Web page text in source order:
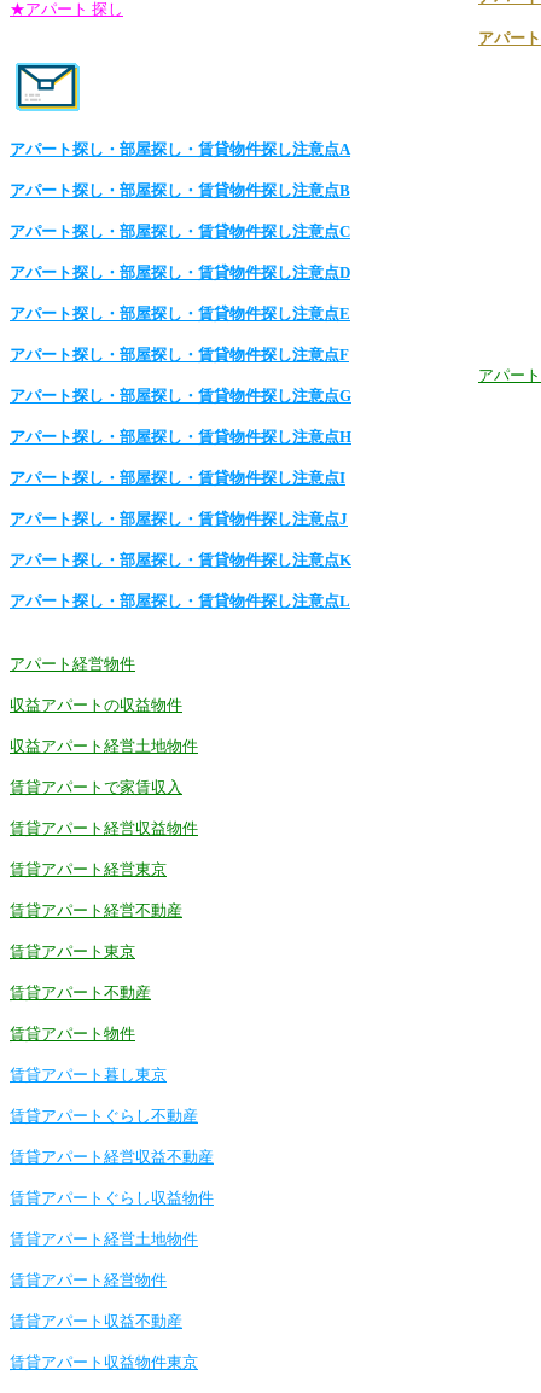
★アパート 探し
アパー
アパート探し・部屋探し・賃貸物件探し注意点A
アパート探し・部屋探し・賃貸物件探し注意点B
アパート探し・部屋探し・賃貸物件探し注意点C
アパート探し・部屋探し・賃貸物件探し注意点D
アパート探し・部屋探し・賃貸物件探し注意点E
アパート探し・部屋探し・賃貸物件探し注意点F
アパート探し・部屋探し・賃貸物件探し注意点G
アパート探し・部屋探し・賃貸物件探し注意点H
アパート探し・部屋探し・賃貸物件探し注意点I
アパート探し・部屋探し・賃貸物件探し注意点J
アパート探し・部屋探し・賃貸物件探し注意点K
アパート探し・部屋探し・賃貸物件探し注意点L
アパー
アパート経営物件
収益アパートの収益物件
収益アパート経営土地物件
賃貸アパートで家賃収入
賃貸アパート経営収益物件
賃貸アパート経営東京
賃貸アパート経営不動産
賃貸アパート東京
賃貸アパート不動産
賃貸アパート物件
賃貸アパート暮し東京
賃貸アパートぐらし不動産
賃貸アパート経営収益不動産
賃貸アパートぐらし収益物件
賃貸アパート経営土地物件
賃貸アパート経営物件
賃貸アパート収益不動産
賃貸アパート収益物件東京